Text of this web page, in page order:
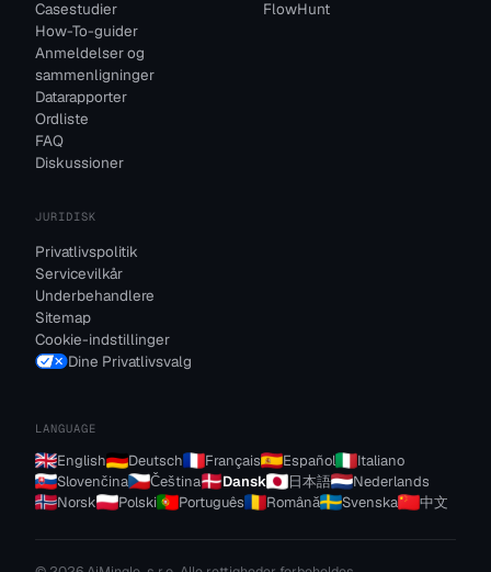
Casestudier
How-To-guider
Anmeldelser og
sammenligninger
Datarapporter
Ordliste
FAQ
Diskussioner
FlowHunt
JURIDISK
Privatlivspolitik
Servicevilkår
Underbehandlere
Sitemap
Cookie-indstillinger
Dine Privatlivsvalg
LANGUAGE
English Deutsch Français Español
Italiano
Slovenčina
Čeština Dansk 日本語
Nederlands
Norsk
Polski Português Română Svenska 中文